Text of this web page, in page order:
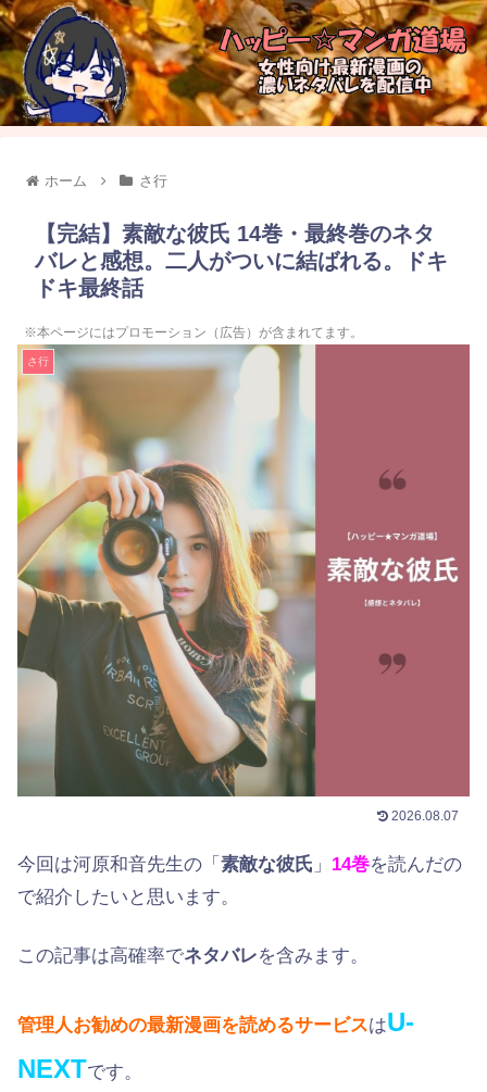
ホーム さ行
【完結】素敵な彼氏 14巻・最終巻のネタ
バレと感想。二人がついに結ばれる。ドキ
ドキ最終話
※本ページにはプロモーション（広告）が含まれてます。
さ行
2026.08.07
今回は河原和音先生の「 素敵な彼氏 」 14巻を読んだの
で紹介したいと思います。
この記事は高確率でネタバレを含みます。
管理人お勧めの最新漫画を読めるサービスはU-
NEXTです。